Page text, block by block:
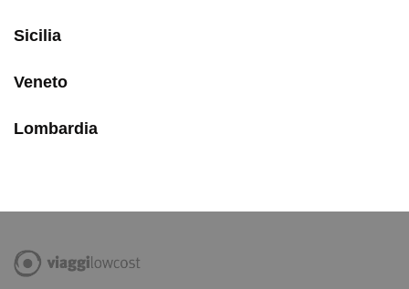
Sicilia
Veneto
Lombardia